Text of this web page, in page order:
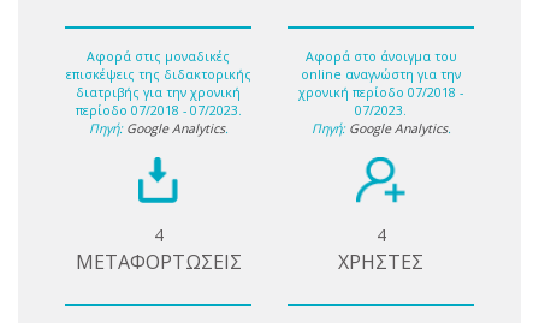
Αφορά στις μοναδικές
επισκέψεις της διδακτορικής
διατριβής για την χρονική
περίοδο 07/2018 - 07/2023.
Πηγή: Google Analytics.
Αφορά στο άνοιγμα του
online αναγνώστη για την
χρονική περίοδο 07/2018 -
07/2023.
Πηγή: Google Analytics.
4
ΜΕΤΑΦΟΡΤΩΣΕΙΣ
4
ΧΡΗΣΤΕΣ